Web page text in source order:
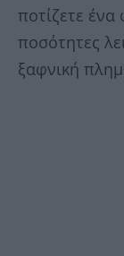
ποτίζετε ένα
ποσότητες
ξαφνική